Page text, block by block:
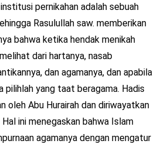
pernikahan adalah sebuah
Rasulullah saw. memberikan
bahwa ketika hendak menikah
dari hartanya, nasab
dan agamanya, dan apabila
pilihlah yang taat beragama. Hadis
oleh Abu Hurairah dan diriwayatkan
ini menegaskan bahwa Islam
agamanya dengan mengatur